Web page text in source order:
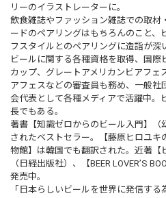
リーのイラストレーターに。
飲食雑誌やファッション雑誌での取材
ードのペアリングはもちろんのこと、
フスタイルとのペアリングに造詣が深
ビールに関する各種資格を取得、国際
カップ、グレートアメリカンビアフェ
アフェスなどの審査員も務め、一般社
会代表として各種メディアで活躍中。
長でもある。
著書【知識ゼロからのビール入門】（
されたベストセラー。【藤原ヒロユ
物館】は韓国でも翻訳された。近著【
（日経出版社）、【BEER LOVER’S
発売中。
「日本らしいビールを世界に発信す